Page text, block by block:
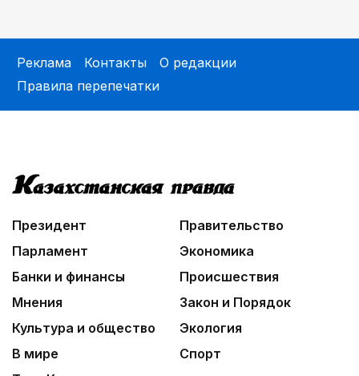
Реклама Контакты
О редакции
Правила перепечатки
Президент
Правительство
Парламент
Экономика
Банки и финансы
Происшествия
Мнения
Закон и Порядок
Культура и общество
Экология
В мире
Спорт